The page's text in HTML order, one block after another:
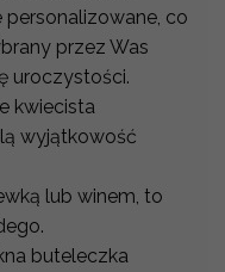
co
przez Was
uroczystości.
kwiecista
wyjątkowość
lub winem, to
buteleczka